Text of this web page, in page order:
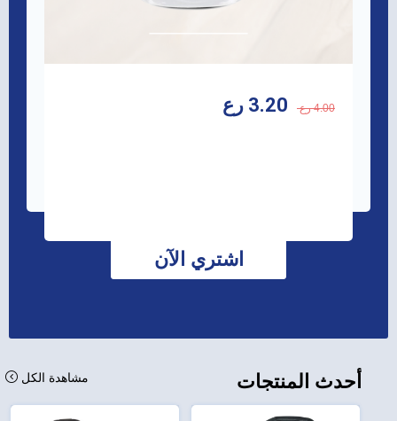
4.00 رع 3.20 رع
اشتري الآن
أحدث المنتجات مشاهدة الكل